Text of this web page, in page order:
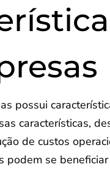
possui
características,
de custos
podem se